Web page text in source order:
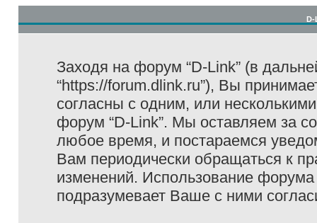
D-
Заходя на форум “D-Link” (в
“https://forum.dlink.ru”), Вы
согласны с одним, или
форум “D-Link”. Мы оставляем за
любое время, и постараемся
Вам периодически обращаться к
изменений. Использование
подразумевает Ваше с ними